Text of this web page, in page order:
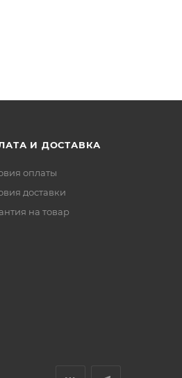
И ДОСТАВКА
оплаты
доставки
на товар